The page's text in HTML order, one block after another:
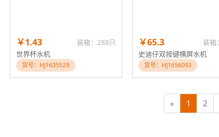
￥1.43
装箱：288只
世界杯水机
货号：HJ1635529
￥65.3
装箱
史迪仔双按键横屏水机
货号：HJ1656093
« 1 2